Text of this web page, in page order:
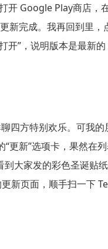
Google Play商店，
新完成。我再回到里
”，说明版本是最新的
四方特别欢乐。可我
新”选项卡，果然在
大家发的彩色圣诞贴
新页面，顺手扫一下